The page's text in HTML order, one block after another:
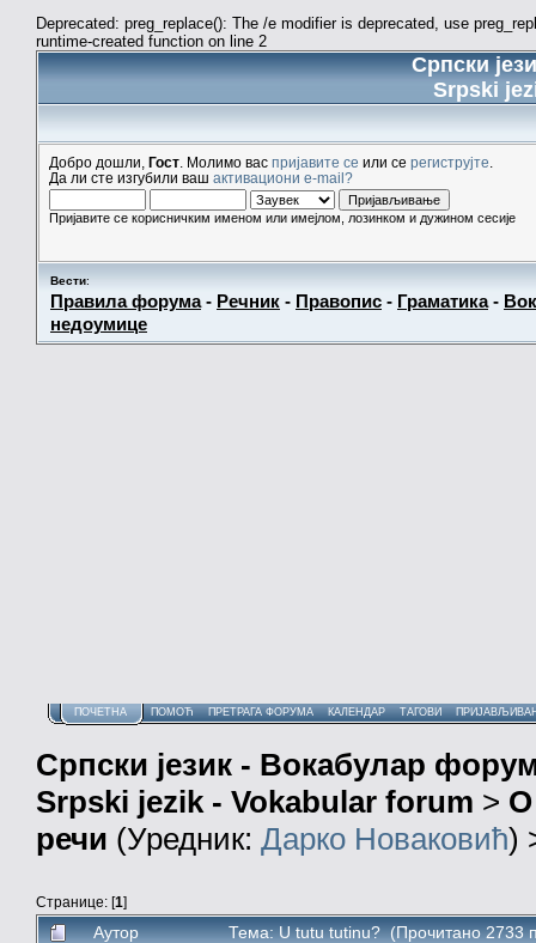
Deprecated: preg_replace(): The /e modifier is deprecated, use
runtime-created function on line 2
Српски
Srpski
Добро дошли, Гост . Молимо вас пријавите се или се региструјте
Да ли сте изгубили ваш активациони e-mail?
Пријавите се корисничким именом или имејлом, лозинком и дужином сесије
Вести:
Правила форума- Речник - Правопис - Граматика-
недоумице
ПОЧЕТНА ПОМОЋ ПРЕТРАГА ФОРУМА КАЛЕНДАР ТАГОВИ
Српски језик - Вокабулар
Srpski jezik - Vokabular forum > О
речи (Уредник: Дарко Новаковић)
Странице: [1]
Аутор Тема: U tutu tutinu? (Прочитано 2733